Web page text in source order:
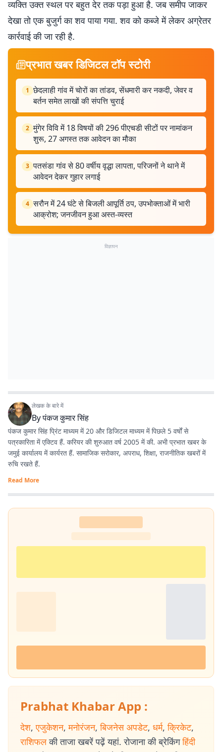
व्यक्ति उक्त स्थल पर बहुत देर तक पड़ा हुआ है. जब समीप जाकर
देखा तो एक बुजुर्ग का शव पाया गया. शव को कब्जे में लेकर अग्रेतर
कार्रवाई की जा रही है.
प्रभात खबर डिजिटल टॉप स्टोरी
1 छेदलाही गांव में चोरों का तांडव, सेंधमारी कर नकदी, जेवर व
बर्तन समेत लाखों की संपत्ति चुराई
2 मुंगेर विवि में 18 विषयों की 296 पीएचडी सीटों पर नामांकन
शुरू, 27 अगस्त तक आवेदन का मौका
3 पतसंडा गांव से 80 वर्षीय वृद्धा लापता, परिजनों ने थाने में
आवेदन देकर गुहार लगाई
4 सरौन में 24 घंटे से बिजली आपूर्ति ठप, उपभोक्ताओं में भारी
आक्रोश; जनजीवन हुआ अस्त-व्यस्त
विज्ञापन
लेखक के बारे में
Byपंकज कुमार सिंह
पंकज कुमार सिंह प्रिंट माध्यम में 20 और डिजिटल माध्यम में पिछले 5 वर्षों से
पत्रकारिता में एक्टिव हैं. करियर की शुरुआत वर्ष 2005 में की. अभी प्रभात खबर के
जमुई कार्यालय में कार्यरत हैं. सामाजिक सरोकार, अपराध, शिक्षा, राजनीतिक खबरों में
रुचि रखते हैं.
Read More
Prabhat Khabar App :
देश, एजुकेशन, मनोरंजन, बिजनेस अपडेट, धर्म, क्रिकेट,
राशिफल की ताजा खबरें पढ़ें यहां. रोजाना की ब्रेकिंग हिंदी